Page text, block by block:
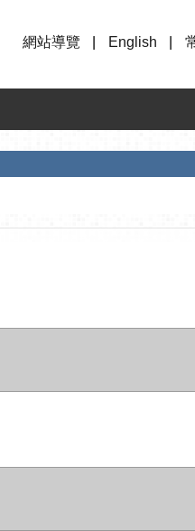
網站導覽
English